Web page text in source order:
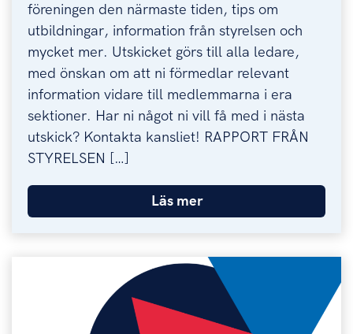
föreningen den närmaste tiden, tips om
utbildningar, information från styrelsen och
mycket mer. Utskicket görs till alla ledare,
med önskan om att ni förmedlar relevant
information vidare till medlemmarna i era
sektioner. Har ni något ni vill få med i nästa
utskick? Kontakta kansliet! RAPPORT FRÅN
STYRELSEN […]
Läs mer